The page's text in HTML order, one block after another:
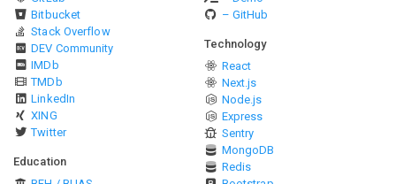
Bitbucket
Stack Overflow
DEV Community
IMDb
TMDb
LinkedIn
XING
Twitter
Education
– GitHub
Technology
React
Next.js
Node.js
Express
Sentry
MongoDB
Redis